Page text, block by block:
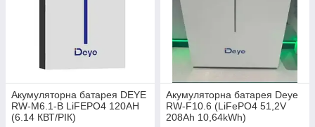
Акумуляторна батарея DEYE
RW-M6.1-B LiFEPO4 120AH
(6.14 КВТ/РІК)
Акумуляторна батарея Deye
RW-F10.6 (LiFePO4 51,2V
208Ah 10,64kWh)